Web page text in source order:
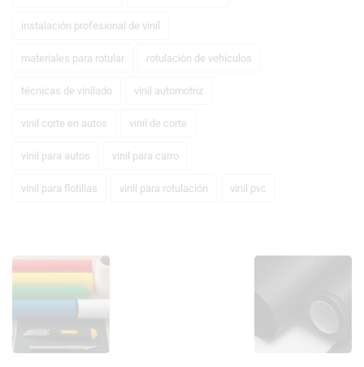
instalación profesional de vinil
materiales para rotular rotulación de vehículos
técnicas de vinilado vinil automotriz
vinil corte en autos vinil de corte
vinil para autos vinil para carro
vinil para flotillas vinil para rotulación vinil pvc